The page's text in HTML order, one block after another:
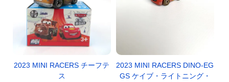
2023 MINI RACERS チーフテ
ス
2023 MINI RACERS DINO-EG
GS ケイブ・ライトニング・